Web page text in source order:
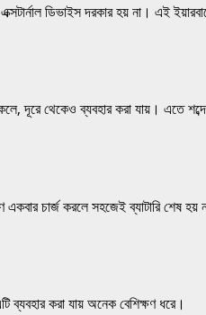
দরকার হয় না। এই ইয়ারবাডে
দূরে থেকেও ব্যবহার করা যায়। এতে
করলে সহজেই ব্যাটারি শেষ হয়
করা যায় অনেক বেশিক্ষণ ধরে।